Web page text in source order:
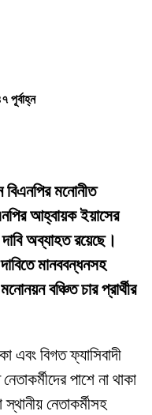
পূর্বাহ্ন
মনোনীত
আহ্বায়ক ইয়াসের
অব্যাহত রয়েছে।
মানববন্ধনসহ
বঞ্চিত চার প্রার্থীর
এবং বিগত ফ্যাসিবাদী
পাশে না থাকা
নেতাকর্মীসহ